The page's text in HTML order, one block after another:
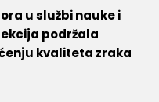
u službi nauke i
podržala
kvaliteta zraka